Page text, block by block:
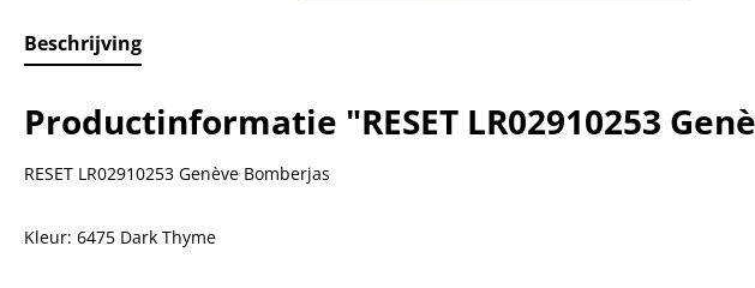
Beschrijving
Productinformatie "RESET LR02910253
RESET LR02910253 Genève Bomberjas
Kleur: 6475 Dark Thyme